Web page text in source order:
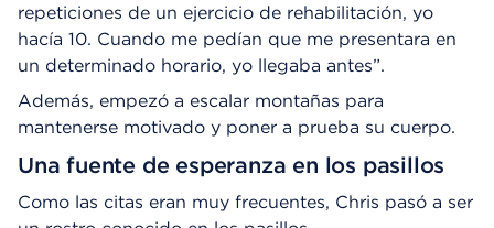
repeticiones de un ejercicio de rehabilitación, yo
hacía 10. Cuando me pedían que me presentara en
un determinado horario, yo llegaba antes”.
Además, empezó a escalar montañas para
mantenerse motivado y poner a prueba su cuerpo.
Una fuente de esperanza en los pasillos
Como las citas eran muy frecuentes, Chris pasó a ser